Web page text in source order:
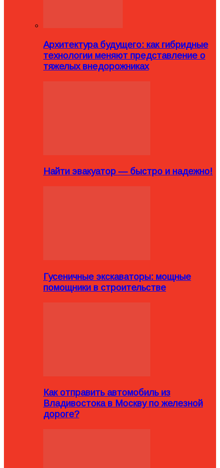
Архитектура будущего: как гибридные
технологии меняют представление о
тяжелых внедорожниках
Найти эвакуатор — быстро и надежно!
Гусеничные экскаваторы: мощные
помощники в строительстве
Как отправить автомобиль из
Владивостока в Москву по железной
дороге?